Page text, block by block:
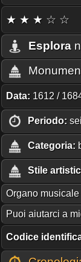
★ ★ ★ ☆ ☆
Esplora
Data: 1612 /
Periodo:
Categoria:
Stile
Organo musicale
Puoi aiutarci a
Codice